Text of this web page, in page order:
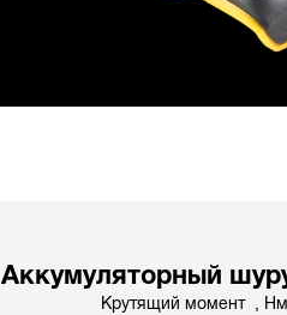
Аккумуляторный
Крутящий момент , Hм